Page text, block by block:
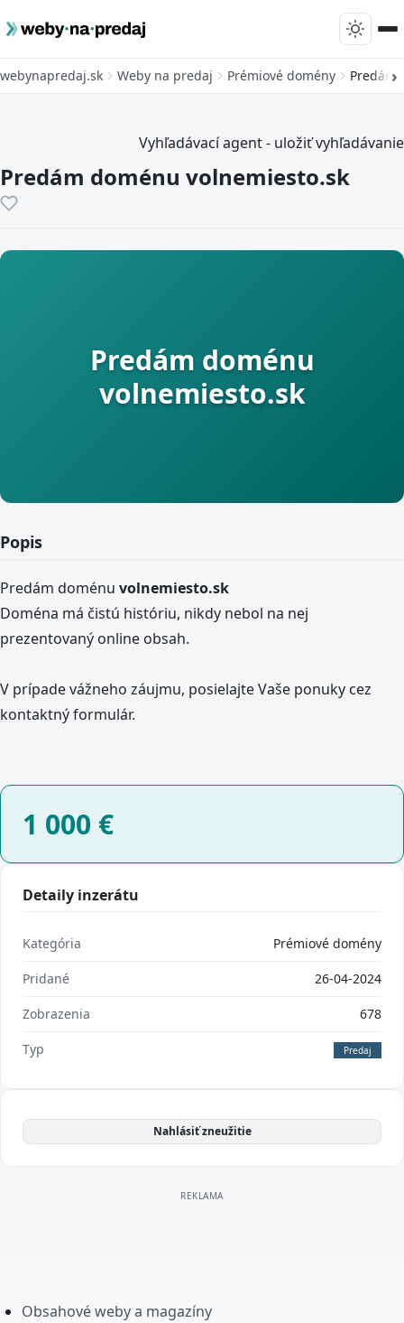
webynapredaj.sk Weby na predaj Prémiové domény Predám
Vyhľadávací agent - uložiť vyhľadávanie
Predám doménu volnemiesto.sk
Predám doménu
volnemiesto.sk
Popis
Predám doménu volnemiesto.sk
Doména má čistú históriu, nikdy nebol na nej
prezentovaný online obsah.
V prípade vážneho záujmu, posielajte Vaše ponuky cez
kontaktný formulár.
1 000 €
Detaily inzerátu
Kategória Prémiové domény
Pridané 26-04-2024
Zobrazenia 678
Typ Predaj
Nahlásiť zneužitie
Obsahové weby a magazíny